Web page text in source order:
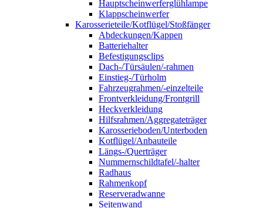
Hauptscheinwerferglühlampe
Klappscheinwerfer
Karosserieteile/Kotflügel/Stoßfänger
Abdeckungen/Kappen
Batteriehalter
Befestigungsclips
Dach-/Türsäulen/-rahmen
Einstieg-/Türholm
Fahrzeugrahmen/-einzelteile
Frontverkleidung/Frontgrill
Heckverkleidung
Hilfsrahmen/Aggregateträger
Karosserieboden/Unterboden
Kotflügel/Anbauteile
Längs-/Querträger
Nummernschildtafel/-halter
Radhaus
Rahmenkopf
Reserveradwanne
Seitenwand